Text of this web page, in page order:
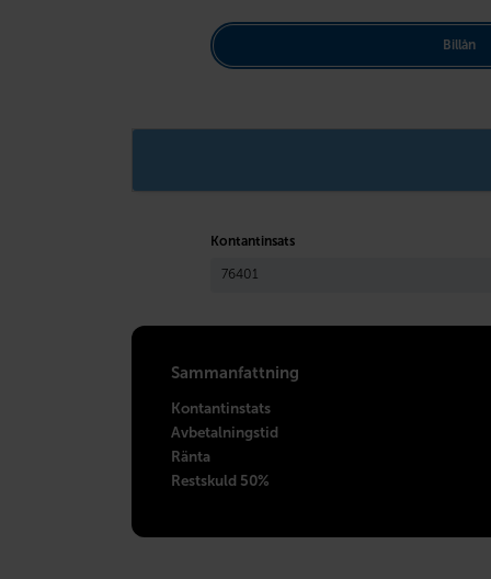
Billån
Kontantinsats
Sammanfattning
Kontantinstats
Avbetalningstid
Ränta
Restskuld 50%